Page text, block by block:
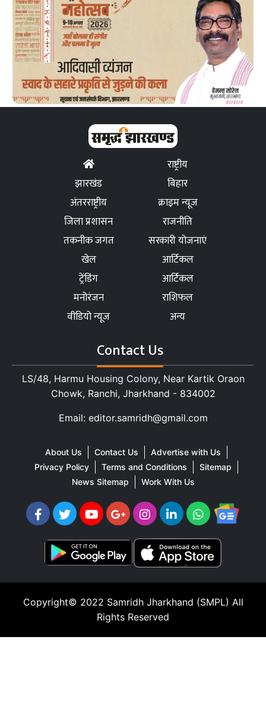
राष्ट्रीय
झारखंड
बिहार
अंतरराष्ट्रीय
क्राइम न्यूज
जिला प्रशासन
राजनीति
तकनीक जगत
सरकारी योजनाएं
खेल
आर्टिकल
ट्रेंडिंग
आर्टिकल
मनोरंजन
राशिफल
वीडियो न्यूज
अन्य
Contact Us
LS/48, Harmu Housing Colony, Near Kartik Oraon
Chowk, Ranchi, Jharkhand - 834002
Email: editor.samridh@gmail.com
About Us Contact Us
Advertise with Us
Privacy Policy
Terms and Conditions
Sitemap
News Sitemap
Work With Us
Copyright© 2022 Samridh Jharkhand (SMPL) All
Rights Reserved